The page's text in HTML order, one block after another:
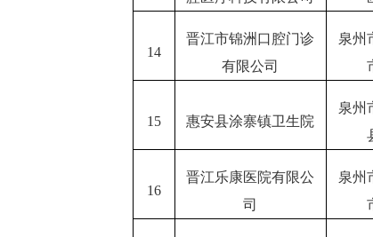
14
晋江市锦洲口腔门诊
有限公司
泉州
15 惠安县涂寨镇卫生院
泉州
16
晋江乐康医院有限公
司
泉州